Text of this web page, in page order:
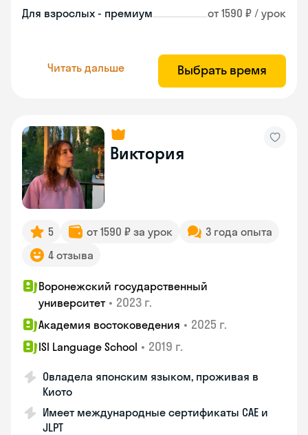
Для взрослых - премиум от 1590 ₽ / урок
Читать дальше Выбрать время
Виктория
5 от 1590 ₽ за урок
3 года опыта
4 отзыва
Воронежский государственный
университет • 2023 г.
Академия востоковедения • 2025 г.
ISI Language School • 2019 г.
Овладела японским языком, проживая в
Киото
Имеет международные сертификаты CAE и
JLPT